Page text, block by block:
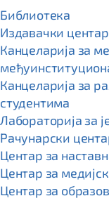
Библиотека
Издавачки центар
Канцеларија за
Канцеларија за
студентима
Лабораторија за
Рачунарски
Центар за
Центар за
Центар за